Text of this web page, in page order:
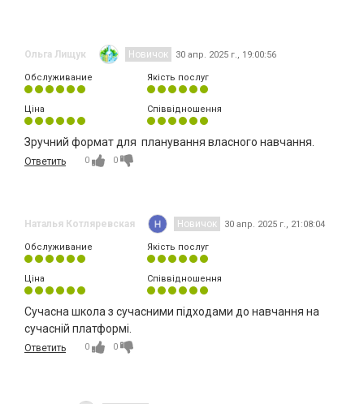
Ольга Лищук Новичок 30 апр. 2025 г., 19:00:56
Обслуживание Якість послуг
Ціна Співвідношення
Зручний формат для планування власного навчання.
Ответить 0 0
Наталья Котляревская Новичок 30 апр. 2025 г., 21:08:04
Обслуживание Якість послуг
Ціна Співвідношення
Сучасна школа з сучасними підходами до навчання на
сучасній платформі.
Ответить 0 0